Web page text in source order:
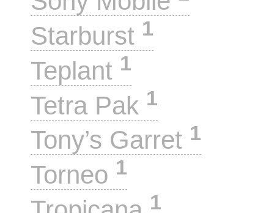
Starburst 1
Teplant 1
Tetra Pak 1
Tony’s Garret 1
Torneo 1
1